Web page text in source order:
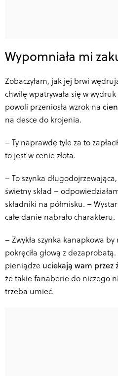
Wypomniała mi
Zobaczyłam, jak jej brwi
chwilę wpatrywała się w
powoli przeniosła wzrok na
na desce do krojenia.
– Ty naprawdę tyle za to
to jest w cenie złota.
– To szynka
świetny skład –
składniki na półmisku. –
całe danie nabrało charakteru.
– Zwykła szynka kanapkowa by
pokręciła głową z
pieniądze uciekają wam przez
że takie fanaberie do niczego
trzeba umieć.